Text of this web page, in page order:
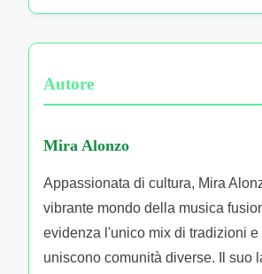
Autore
Mira Alonzo
Appassionata di cultura, Mira
vibrante mondo della musica
evidenza l'unico mix di tradizioni e
uniscono comunità diverse. Il suo